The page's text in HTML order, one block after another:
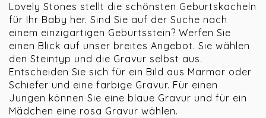
Lovely Stones stellt die schönsten Geburtskacheln
für Ihr Baby her. Sind Sie auf der Suche nach
einem einzigartigen Geburtsstein? Werfen Sie
einen Blick auf unser breites Angebot. Sie wählen
den Steintyp und die Gravur selbst aus.
Entscheiden Sie sich für ein Bild aus Marmor oder
Schiefer und eine farbige Gravur. Für einen
Jungen können Sie eine blaue Gravur und für ein
Mädchen eine rosa Gravur wählen.